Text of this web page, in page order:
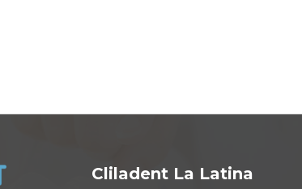
Cliladent La Latina